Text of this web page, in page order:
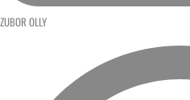
ZUBOR OLLY